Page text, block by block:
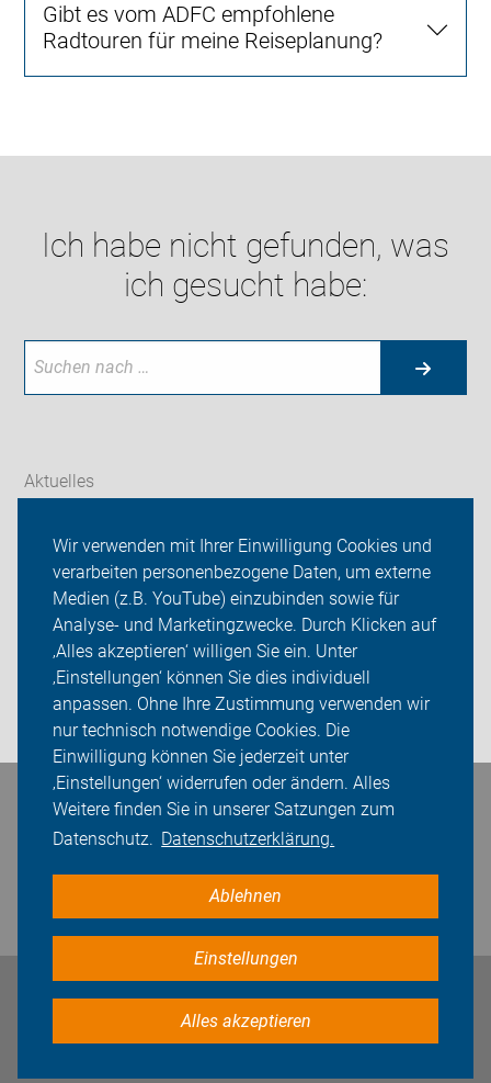
Wir verwenden mit Ihrer Einwilligung Cookies und
verarbeiten personenbezogene Daten, um externe
Medien (z.B. YouTube) einzubinden sowie für
Analyse- und Marketingzwecke. Durch Klicken auf
‚Alles akzeptieren‘ willigen Sie ein. Unter
‚Einstellungen‘ können Sie dies individuell
anpassen. Ohne Ihre Zustimmung verwenden wir
nur technisch notwendige Cookies. Die
Einwilligung können Sie jederzeit unter
‚Einstellungen‘ widerrufen oder ändern. Alles
Weitere finden Sie in unserer Satzungen zum
Datenschutz. Datenschutzerklärung.
Ablehnen
Einstellungen
Alles akzeptieren
Gibt es vom ADFC empfohlene
Radtouren für meine Reiseplanung?
Ich habe nicht gefunden, was
ich gesucht habe:
Aktuelles
Radtouren
ADFC Lünen
Sei dabei
Login
Bleiben Sie in Kontakt